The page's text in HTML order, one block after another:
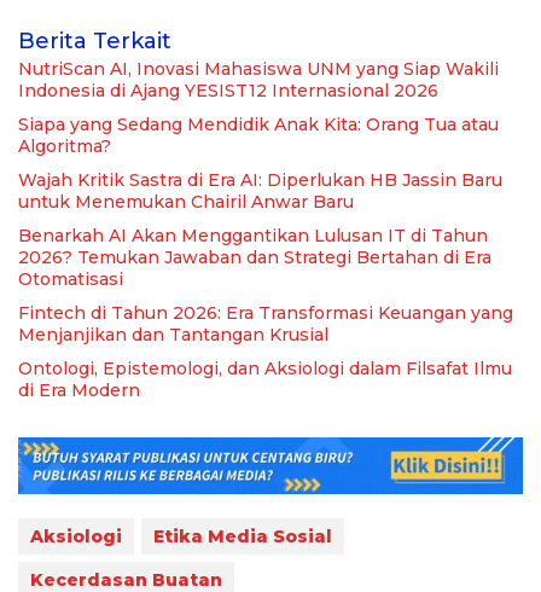
Berita Terkait
NutriScan AI, Inovasi Mahasiswa UNM yang Siap Wakili
Indonesia di Ajang YESIST12 Internasional 2026
Siapa yang Sedang Mendidik Anak Kita: Orang Tua atau
Algoritma?
Wajah Kritik Sastra di Era AI: Diperlukan HB Jassin Baru
untuk Menemukan Chairil Anwar Baru
Benarkah AI Akan Menggantikan Lulusan IT di Tahun
2026? Temukan Jawaban dan Strategi Bertahan di Era
Otomatisasi
Fintech di Tahun 2026: Era Transformasi Keuangan yang
Menjanjikan dan Tantangan Krusial
Ontologi, Epistemologi, dan Aksiologi dalam Filsafat Ilmu
di Era Modern
Aksiologi
Etika Media Sosial
Kecerdasan Buatan